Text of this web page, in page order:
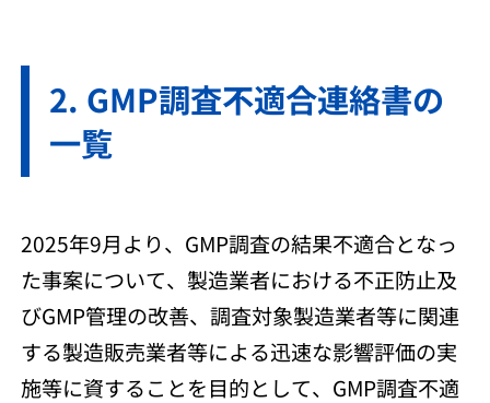
GMP調査不適合連絡書の
一覧
2025年9月より、GMP調査の結果不適合となっ
た事案について、製造業者における不正防止及
びGMP管理の改善、調査対象製造業者等に関連
する製造販売業者等による迅速な影響評価の実
施等に資することを目的として、GMP調査不適